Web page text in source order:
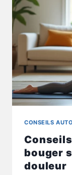
CONSEILS
bouger
douleur